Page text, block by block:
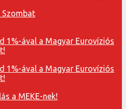
Szombat
1%-ával a Magyar Eurovíziós
1%-ával a Magyar Eurovíziós
a MEKE-nek!